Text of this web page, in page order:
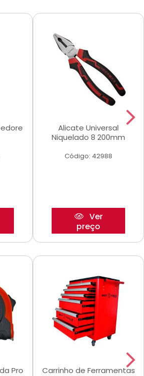
Alicate Universal
Niquelado 8 200mm
Código: 42988
Ver
preço
Pro
Carrinho de Ferramentas